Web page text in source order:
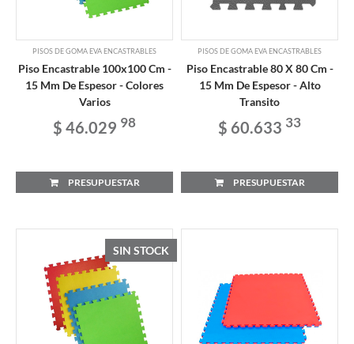
PISOS DE GOMA EVA ENCASTRABLES
Piso Encastrable 100x100 Cm -
15 Mm De Espesor - Colores
Varios
$ 46.029 98
PRESUPUESTAR
PISOS DE GOMA EVA ENCASTRABLES
Piso Encastrable 80 X 80 Cm -
15 Mm De Espesor - Alto
Transito
$ 60.633 33
PRESUPUESTAR
SIN STOCK